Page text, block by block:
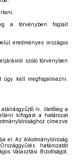
a törvényben foglalt
eredményes országos
szóló törvényben
úgy kell megfogalmazni,
aláírásgyűjtő ív, illetőleg a
kifogást a határozat
címezve
el. Az Alkotmánybíróság
határozatát
Választási Bizottságot,